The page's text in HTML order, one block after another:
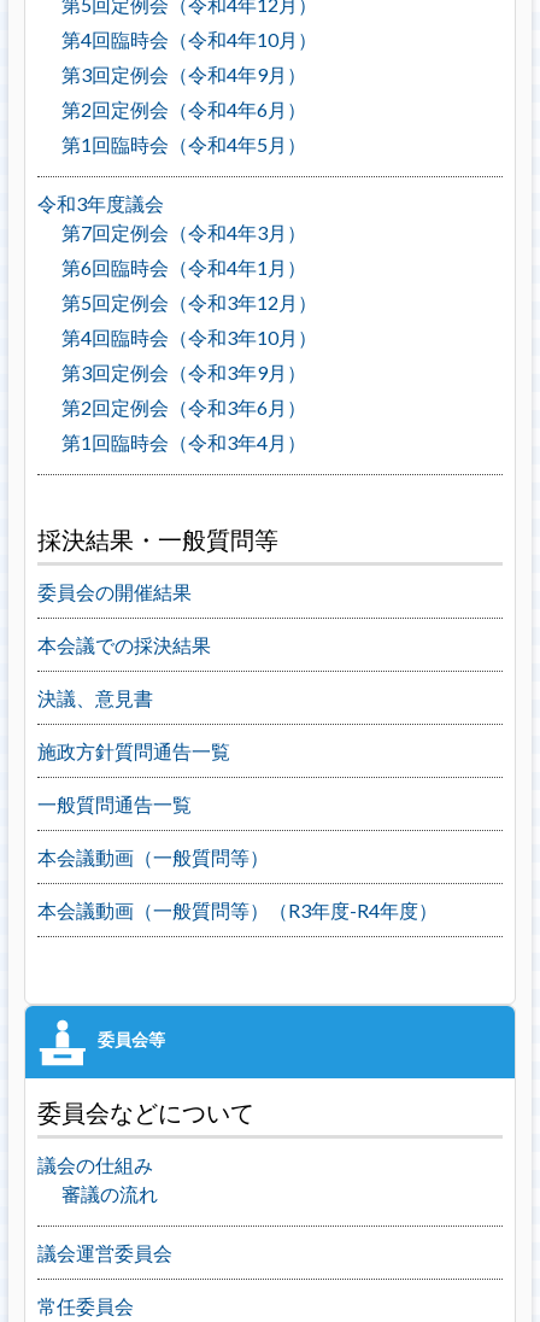
第4回臨時会（令和4年10月）
第3回定例会（令和4年9月）
第2回定例会（令和4年6月）
第1回臨時会（令和4年5月）
令和3年度議会
第7回定例会（令和4年3月）
第6回臨時会（令和4年1月）
第5回定例会（令和3年12月）
第4回臨時会（令和3年10月）
第3回定例会（令和3年9月）
第2回定例会（令和3年6月）
第1回臨時会（令和3年4月）
採決結果・一般質問等
委員会の開催結果
本会議での採決結果
決議、意見書
施政方針質問通告一覧
一般質問通告一覧
本会議動画（一般質問等）
本会議動画（一般質問等）（R3年度-R4年度）
委員会などについて
議会の仕組み
審議の流れ
議会運営委員会
常任委員会